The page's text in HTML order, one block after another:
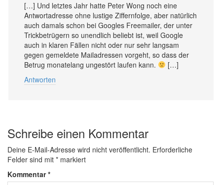
[…] Und letztes Jahr hatte Peter Wong noch eine
Antwortadresse ohne lustige Ziffernfolge, aber natürlich
auch damals schon bei Googles Freemailer, der unter
Trickbetrügern so unendlich beliebt ist, weil Google
auch in klaren Fällen nicht oder nur sehr langsam
gegen gemeldete Mailadressen vorgeht, so dass der
Betrug monatelang ungestört laufen kann.
[…]
Antworten
Schreibe einen Kommentar
Deine E-Mail-Adresse wird nicht veröffentlicht. Erforderliche
Felder sind mit * markiert
Kommentar*